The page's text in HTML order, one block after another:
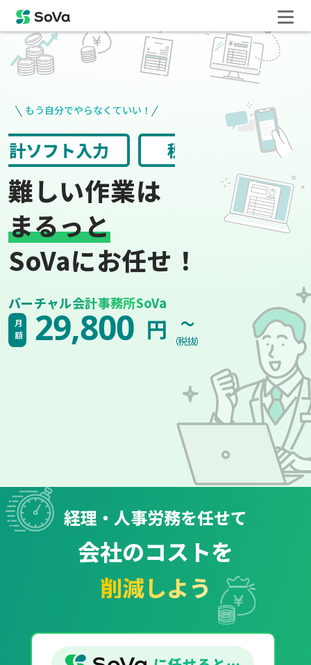
もう自分でやらなくていい！
請求書や領収書 役所手続き
難しい作業は
まるっと
SoVaにお任せ！
バーチャル会計事務所SoVa
月額 29,800 円 ~
（税抜）
経理・人事労務を任せて
会社のコストを
削減しよう